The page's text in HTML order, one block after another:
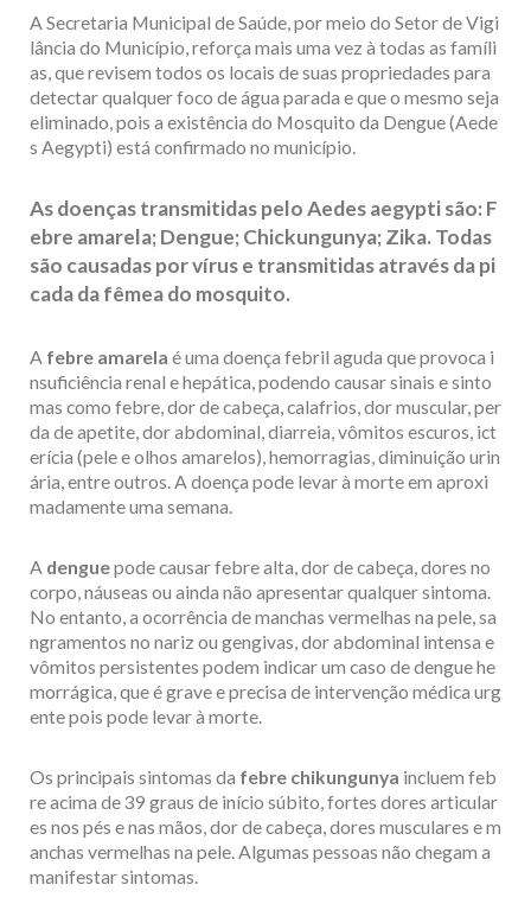
A Secretaria Municipal de Saúde, por meio do Setor de Vigi
lância do Município, reforça mais uma vez à todas as famíli
as, que revisem todos os locais de suas propriedades para
detectar qualquer foco de água parada e que o mesmo seja
eliminado, pois a existência do Mosquito da Dengue (Aede
s Aegypti) está confirmado no município.
As doenças transmitidas pelo Aedes aegypti são: F
ebre amarela; Dengue; Chickungunya; Zika. Todas
são causadas por vírus e transmitidas através da pi
cada da fêmea do mosquito.
A febre amarela é uma doença febril aguda que provoca i
nsuficiência renal e hepática, podendo causar sinais e sinto
mas como febre, dor de cabeça, calafrios, dor muscular, per
da de apetite, dor abdominal, diarreia, vômitos escuros, ict
erícia (pele e olhos amarelos), hemorragias, diminuição urin
ária, entre outros. A doença pode levar à morte em aproxi
madamente uma semana.
A denguepode causar febre alta, dor de cabeça, dores no
corpo, náuseas ou ainda não apresentar qualquer sintoma.
No entanto, a ocorrência de manchas vermelhas na pele, sa
ngramentos no nariz ou gengivas, dor abdominal intensa e
vômitos persistentes podem indicar um caso de dengue he
morrágica, que é grave e precisa de intervenção médica urg
ente pois pode levar à morte.
Os principais sintomas da febre chikungunya incluem feb
re acima de 39 graus de início súbito, fortes dores articular
es nos pés e nas mãos, dor de cabeça, dores musculares e m
anchas vermelhas na pele. Algumas pessoas não chegam a
manifestar sintomas.